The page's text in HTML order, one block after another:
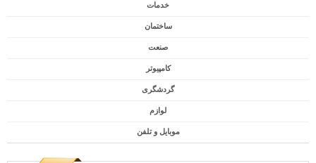
خدمات
ساختمان
صنعت
کامپیوتر
گردشگری
لوازم
موبایل و تلفن